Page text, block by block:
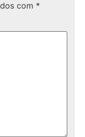
com *